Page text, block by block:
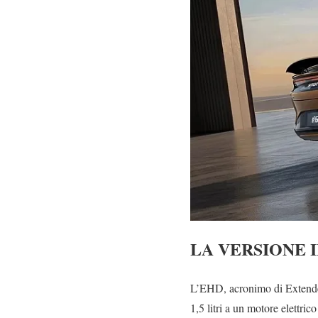
LA VERSIONE
L’EHD, acronimo di
1,5 litri a un motore